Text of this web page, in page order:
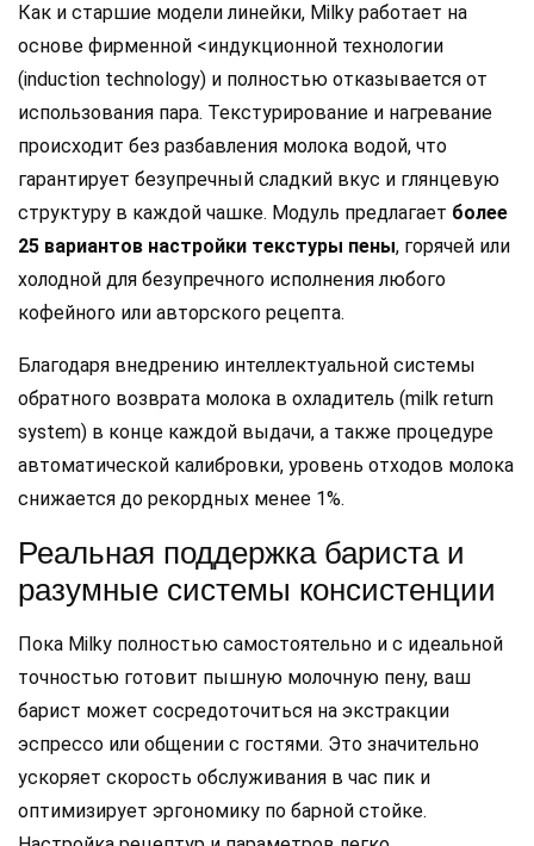
Как и старшие модели линейки, Milky работает на
основе фирменной <индукционной технологии
(induction technology) и полностью отказывается от
использования пара. Текстурирование и нагревание
происходит без разбавления молока водой, что
гарантирует безупречный сладкий вкус и глянцевую
структуру в каждой чашке. Модуль предлагает более
25 вариантов настройки текстуры пены, горячей или
холодной для безупречного исполнения любого
кофейного или авторского рецепта.
Благодаря внедрению интеллектуальной системы
обратного возврата молока в охладитель (milk return
system) в конце каждой выдачи, а также процедуре
автоматической калибровки, уровень отходов молока
снижается до рекордных менее 1%.
Реальная поддержка бариста и
разумные системы консистенции
Пока Milky полностью самостоятельно и с идеальной
точностью готовит пышную молочную пену, ваш
барист может сосредоточиться на экстракции
эспрессо или общении с гостями. Это значительно
ускоряет скорость обслуживания в час пик и
оптимизирует эргономику по барной стойке.